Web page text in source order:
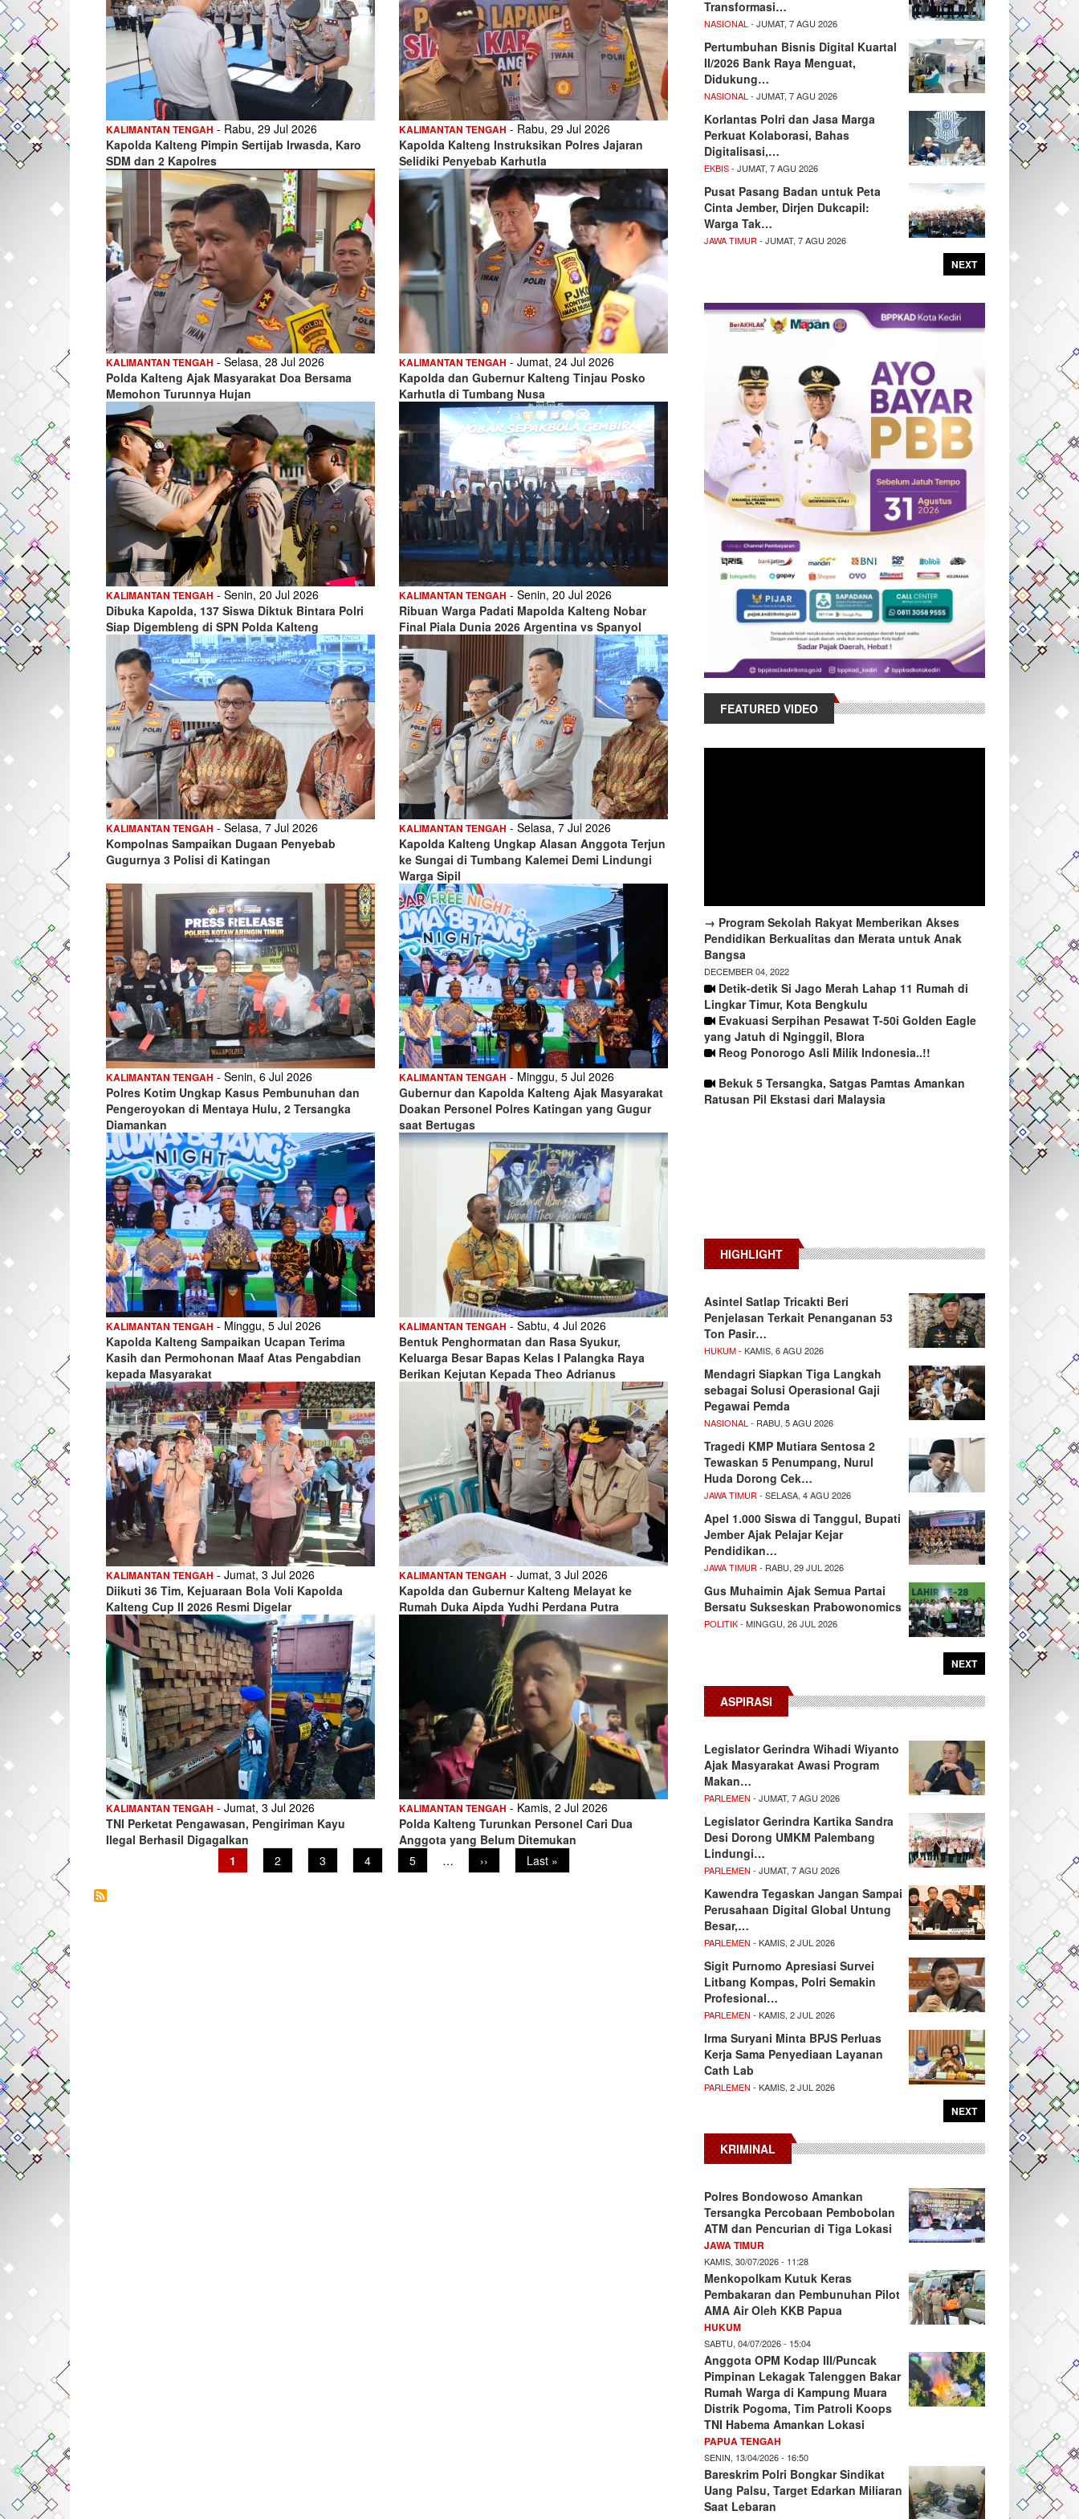
KALIMANTAN TENGAH - Rabu, 29 Jul 2026
Kapolda Kalteng Pimpin Sertijab Irwasda, Karo
SDM dan 2 Kapolres
KALIMANTAN TENGAH - Rabu, 29 Jul 2026
Kapolda Kalteng Instruksikan Polres Jajaran
Selidiki Penyebab Karhutla
KALIMANTAN TENGAH - Selasa, 28 Jul 2026
Polda Kalteng Ajak Masyarakat Doa Bersama
Memohon Turunnya Hujan
KALIMANTAN TENGAH - Jumat, 24 Jul 2026
Kapolda dan Gubernur Kalteng Tinjau Posko
Karhutla di Tumbang Nusa
KALIMANTAN TENGAH - Senin, 20 Jul 2026
Dibuka Kapolda, 137 Siswa Diktuk Bintara Polri
Siap Digembleng di SPN Polda Kalteng
KALIMANTAN TENGAH - Senin, 20 Jul 2026
Ribuan Warga Padati Mapolda Kalteng Nobar
Final Piala Dunia 2026 Argentina vs Spanyol
KALIMANTAN TENGAH - Selasa, 7 Jul 2026
Kompolnas Sampaikan Dugaan Penyebab
Gugurnya 3 Polisi di Katingan
KALIMANTAN TENGAH - Selasa, 7 Jul 2026
Kapolda Kalteng Ungkap Alasan Anggota Terjun
ke Sungai di Tumbang Kalemei Demi Lindungi
Warga Sipil
KALIMANTAN TENGAH - Senin, 6 Jul 2026
Polres Kotim Ungkap Kasus Pembunuhan dan
Pengeroyokan di Mentaya Hulu, 2 Tersangka
Diamankan
KALIMANTAN TENGAH - Minggu, 5 Jul 2026
Gubernur dan Kapolda Kalteng Ajak Masyarakat
Doakan Personel Polres Katingan yang Gugur
saat Bertugas
KALIMANTAN TENGAH - Minggu, 5 Jul 2026
Kapolda Kalteng Sampaikan Ucapan Terima
Kasih dan Permohonan Maaf Atas Pengabdian
kepada Masyarakat
KALIMANTAN TENGAH - Sabtu, 4 Jul 2026
Bentuk Penghormatan dan Rasa Syukur,
Keluarga Besar Bapas Kelas I Palangka Raya
Berikan Kejutan Kepada Theo Adrianus
KALIMANTAN TENGAH - Jumat, 3 Jul 2026
Diikuti 36 Tim, Kejuaraan Bola Voli Kapolda
Kalteng Cup II 2026 Resmi Digelar
KALIMANTAN TENGAH - Jumat, 3 Jul 2026
Kapolda dan Gubernur Kalteng Melayat ke
Rumah Duka Aipda Yudhi Perdana Putra
KALIMANTAN TENGAH - Jumat, 3 Jul 2026
TNI Perketat Pengawasan, Pengiriman Kayu
Ilegal Berhasil Digagalkan
KALIMANTAN TENGAH - Kamis, 2 Jul 2026
Polda Kalteng Turunkan Personel Cari Dua
Anggota yang Belum Ditemukan
Current
page
1 Page
2 Page
3 Page
4 Page
5 …
Next
page
››
Last
page
Last »
Transformasi…
NASIONAL - JUMAT, 7 AGU 2026
Pertumbuhan Bisnis Digital Kuartal
II/2026 Bank Raya Menguat,
Didukung…
NASIONAL - JUMAT, 7 AGU 2026
Korlantas Polri dan Jasa Marga
Perkuat Kolaborasi, Bahas
Digitalisasi,…
EKBIS- JUMAT, 7 AGU 2026
Pusat Pasang Badan untuk Peta
Cinta Jember, Dirjen Dukcapil:
Warga Tak…
JAWA TIMUR - JUMAT, 7 AGU 2026
NEXT
FEATURED VIDEO
→ Program Sekolah Rakyat Memberikan Akses
Pendidikan Berkualitas dan Merata untuk Anak
Bangsa
DECEMBER 04, 2022
Detik-detik Si Jago Merah Lahap 11 Rumah di
Lingkar Timur, Kota Bengkulu
Evakuasi Serpihan Pesawat T-50i Golden Eagle
yang Jatuh di Nginggil, Blora
Reog Ponorogo Asli Milik Indonesia..!!
Bekuk 5 Tersangka, Satgas Pamtas Amankan
Ratusan Pil Ekstasi dari Malaysia
HIGHLIGHT
Asintel Satlap Tricakti Beri
Penjelasan Terkait Penanganan 53
Ton Pasir…
HUKUM- KAMIS, 6 AGU 2026
Mendagri Siapkan Tiga Langkah
sebagai Solusi Operasional Gaji
Pegawai Pemda
NASIONAL - RABU, 5 AGU 2026
Tragedi KMP Mutiara Sentosa 2
Tewaskan 5 Penumpang, Nurul
Huda Dorong Cek…
JAWA TIMUR - SELASA, 4 AGU 2026
Apel 1.000 Siswa di Tanggul, Bupati
Jember Ajak Pelajar Kejar
Pendidikan…
JAWA TIMUR - RABU, 29 JUL 2026
Gus Muhaimin Ajak Semua Partai
Bersatu Sukseskan Prabowonomics
POLITIK- MINGGU, 26 JUL 2026
NEXT
ASPIRASI
Legislator Gerindra Wihadi Wiyanto
Ajak Masyarakat Awasi Program
Makan…
PARLEMEN - JUMAT, 7 AGU 2026
Legislator Gerindra Kartika Sandra
Desi Dorong UMKM Palembang
Lindungi…
PARLEMEN - JUMAT, 7 AGU 2026
Kawendra Tegaskan Jangan Sampai
Perusahaan Digital Global Untung
Besar,…
PARLEMEN - KAMIS, 2 JUL 2026
Sigit Purnomo Apresiasi Survei
Litbang Kompas, Polri Semakin
Profesional…
PARLEMEN - KAMIS, 2 JUL 2026
Irma Suryani Minta BPJS Perluas
Kerja Sama Penyediaan Layanan
Cath Lab
PARLEMEN - KAMIS, 2 JUL 2026
NEXT
KRIMINAL
Polres Bondowoso Amankan
Tersangka Percobaan Pembobolan
ATM dan Pencurian di Tiga Lokasi
JAWA TIMUR
KAMIS, 30/07/2026 - 11:28
Menkopolkam Kutuk Keras
Pembakaran dan Pembunuhan Pilot
AMA Air Oleh KKB Papua
HUKUM
SABTU, 04/07/2026 - 15:04
Anggota OPM Kodap III/Puncak
Pimpinan Lekagak Talenggen Bakar
Rumah Warga di Kampung Muara
Distrik Pogoma, Tim Patroli Koops
TNI Habema Amankan Lokasi
PAPUA TENGAH
SENIN, 13/04/2026 - 16:50
Bareskrim Polri Bongkar Sindikat
Uang Palsu, Target Edarkan Miliaran
Saat Lebaran